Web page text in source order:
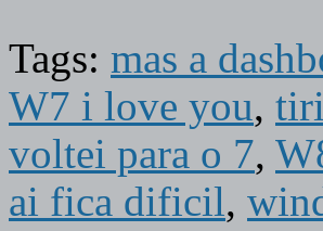
Tags: mas a
W7 i love you,
voltei para o 7,
ai fica dificil,